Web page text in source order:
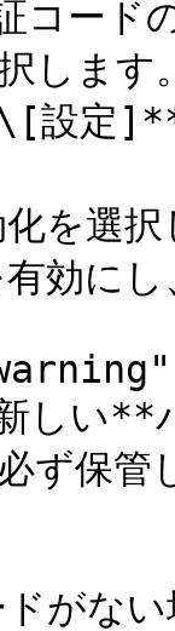
ード
します
設定
を選択
効に
しい**
ず保管
ドがな